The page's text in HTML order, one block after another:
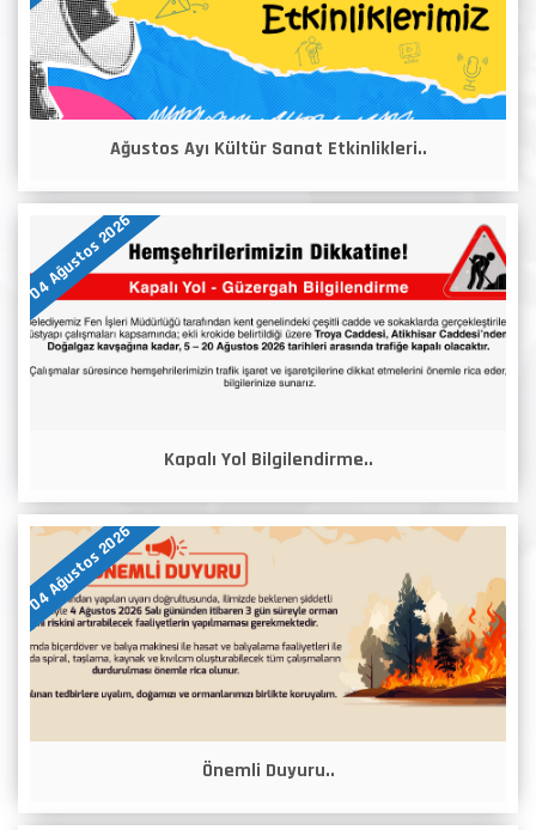
Ağustos Ayı Kültür Sanat Etkinlikleri..
04 Ağustos 2026
Kapalı Yol Bilgilendirme..
04 Ağustos 2026
Önemli Duyuru..